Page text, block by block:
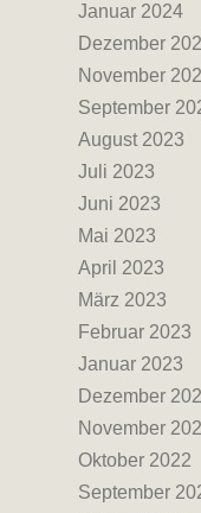
Januar 2024
Dezember
November
September
August 2023
Juli 2023
Juni 2023
Mai 2023
April 2023
März 2023
Februar 2023
Januar 2023
Dezember
November
Oktober 2022
September